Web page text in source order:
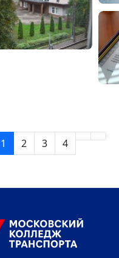
1 2 3 4